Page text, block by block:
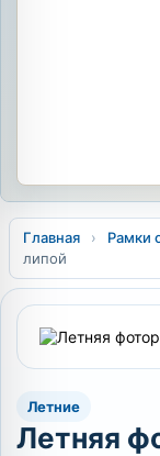
Главная › Рамки
липой
Летние
Летняя